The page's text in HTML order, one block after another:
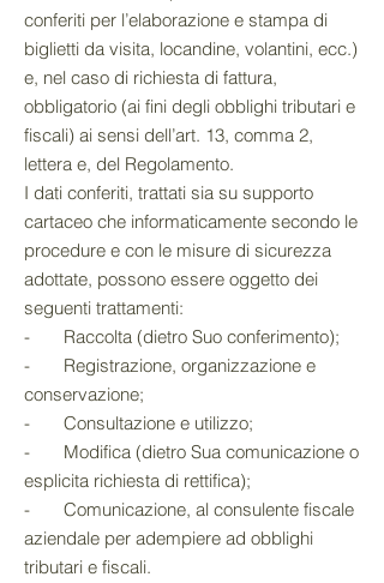
conferiti per l’elaborazione e stampa di
biglietti da visita, locandine, volantini, ecc.)
e, nel caso di richiesta di fattura,
obbligatorio (ai fini degli obblighi tributari e
fiscali) ai sensi dell’art. 13, comma 2,
lettera e, del Regolamento.
I dati conferiti, trattati sia su supporto
cartaceo che informaticamente secondo le
procedure e con le misure di sicurezza
adottate, possono essere oggetto dei
seguenti trattamenti:
- Raccolta (dietro Suo conferimento);
- Registrazione, organizzazione e
conservazione;
- Consultazione e utilizzo;
- Modifica (dietro Sua comunicazione o
esplicita richiesta di rettifica);
- Comunicazione, al consulente fiscale
aziendale per adempiere ad obblighi
tributari e fiscali.